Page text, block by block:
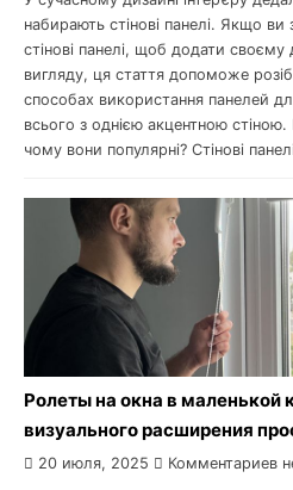
набирають стінові панелі. Якщо
стінові панелі, щоб додати своєму
вигляду, ця стаття допоможе
способах використання панелей
всього з однією акцентною стіною.
чому вони популярні? Стінові
Ролеты на окна в маленькой
визуального расширения
20 июля, 2025 Комментариев